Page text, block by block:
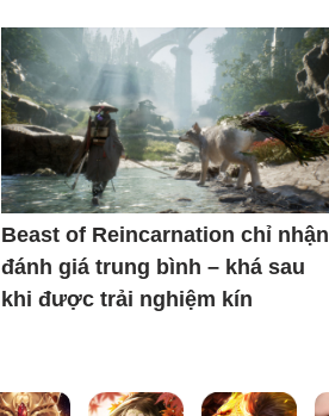
Beast of Reincarnation chỉ nhận
đánh giá trung bình – khá sau
khi được trải nghiệm kín